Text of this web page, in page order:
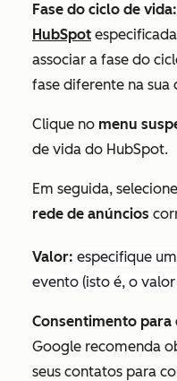
Fase do ciclo de vida:
HubSpot
associar a fase do
fase diferente na sua
Clique no menu
de vida do HubSpot.
Em seguida,
rede de anúncios
Valor: especifique
evento (isto é, o
Consentimento
Google recomenda
seus contatos para